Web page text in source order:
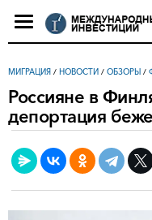
МИГРАЦИЯ / НОВОСТИ / ОБЗОРЫ /
Россияне в
депортация